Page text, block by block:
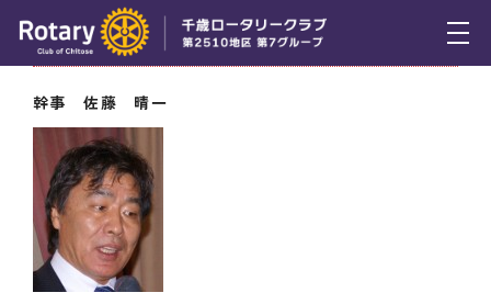
トピックス
例会報告
活動報告
理事会報告
スケジュール
2月17日（木） 幹事報告
幹事 佐藤 晴一